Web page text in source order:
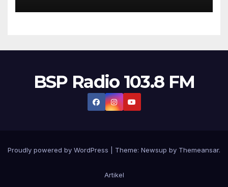
BSP Radio 103.8 FM
Proudly powered by WordPress Theme: Newsup by Themeansar.
Artikel